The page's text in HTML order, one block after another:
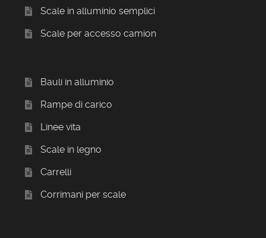
Scale in alluminio semplici
Scale per accesso camion
Bauli in alluminio
Rampe di carico
Linee vita
Scale in legno
Carrelli
Corrimani per scale